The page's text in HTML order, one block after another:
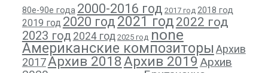
80е-90е года 2000-2016 год 2017 год 2018 год
2019 год 2020 год 2021 год 2022 год
2023 год 2024 год 2025 год none
Американские композиторы Архив
2017Архив 2018Архив 2019Архив